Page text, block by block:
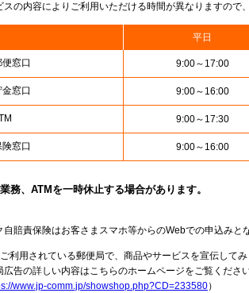
の内容によりご利用いただける時間が異なりますので
平日
便窓口 9:00～17:00
金窓口 9:00～16:00
9:00～17:30
険窓口 9:00～16:00
務、ATMを一時休止する場合があります。
賠責保険はお客さまスマホ等からのWebでの申込みと
利用されている郵便局で、商品やサービスを宣伝して
告の詳しい内容はこちらのホームページをご覧くださ
www.jp-comm.jp/showshop.php?CD=233580）